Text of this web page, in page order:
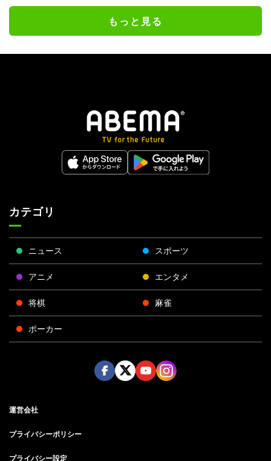
もっと見る
カテゴリ
ニュース スポーツ
アニメ エンタメ
将棋 麻雀
ポーカー
運営会社
プライバシーポリシー
プライバシー設定